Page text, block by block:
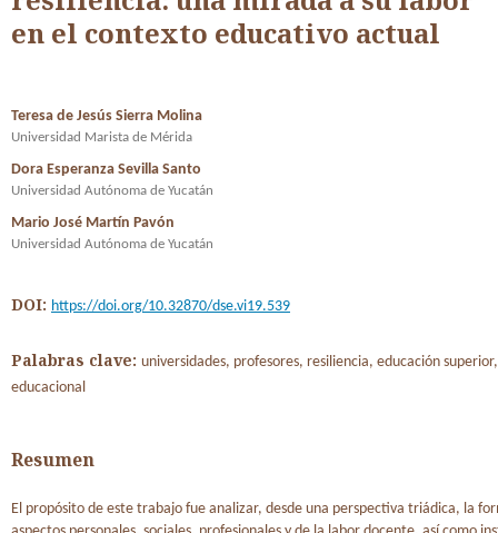
en el contexto educativo actual
Teresa de Jesús Sierra Molina
Universidad Marista de Mérida
Dora Esperanza Sevilla Santo
Universidad Autónoma de Yucatán
Mario José Martín Pavón
Universidad Autónoma de Yucatán
DOI: https://doi.org/10.32870/dse.vi19.539
Palabras clave: universidades, profesores, resiliencia, educación
educacional
Resumen
El propósito de este trabajo fue analizar, desde una perspectiva triádica, la